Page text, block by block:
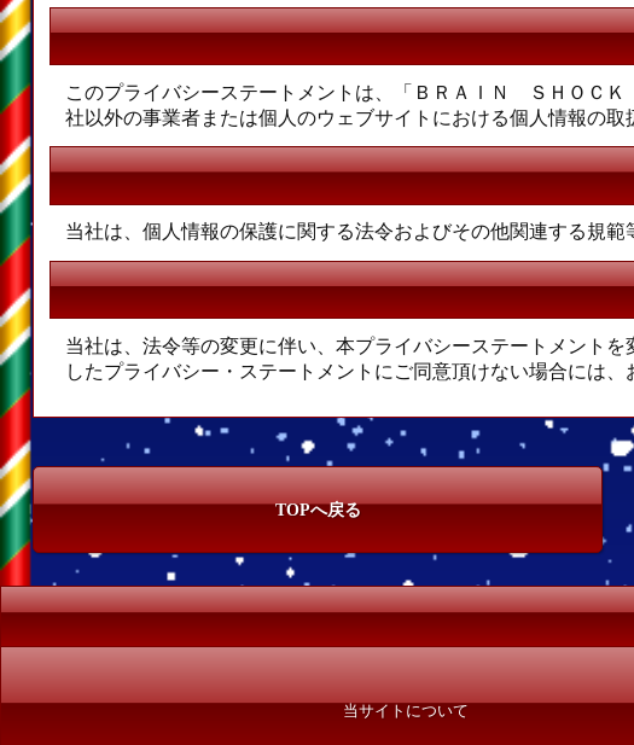
このプライバシーステートメントは、「ＢＲＡＩＮ ＳＨＯＣ
社以外の事業者または個人のウェブサイトにおける個人情報の
当社は、個人情報の保護に関する法令およびその他関連する規範
当社は、法令等の変更に伴い、本プライバシーステートメント
したプライバシー・ステートメントにご同意頂けない場合には
TOPへ戻る
当サイトについて